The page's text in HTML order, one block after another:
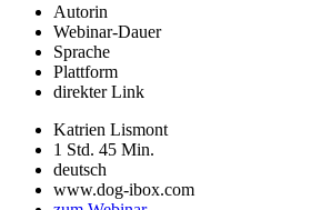
Autorin
Webinar-Dauer
Sprache
Plattform
direkter Link
Katrien Lismont
1 Std. 45 Min.
deutsch
www.dog-ibox.com